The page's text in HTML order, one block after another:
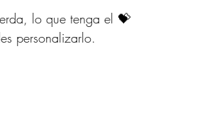
lo que tenga el 💝
personalizarlo.